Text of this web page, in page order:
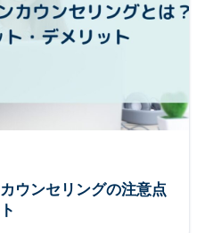
ウンセリングの注意点